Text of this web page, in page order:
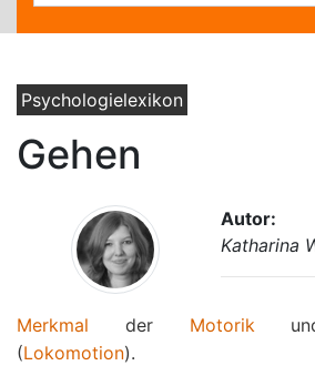
Psychologielexikon
Gehen
Autor:
Katharina
Merkmal der Motorik
(Lokomotion).